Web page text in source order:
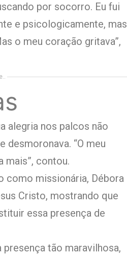
por socorro. Eu fui
e psicologicamente, mas
o meu coração gritava”,
alegria nos palcos não
desmoronava. “O meu
mais”, contou.
como missionária, Débora
Cristo, mostrando que
essa presença de
presença tão maravilhosa,